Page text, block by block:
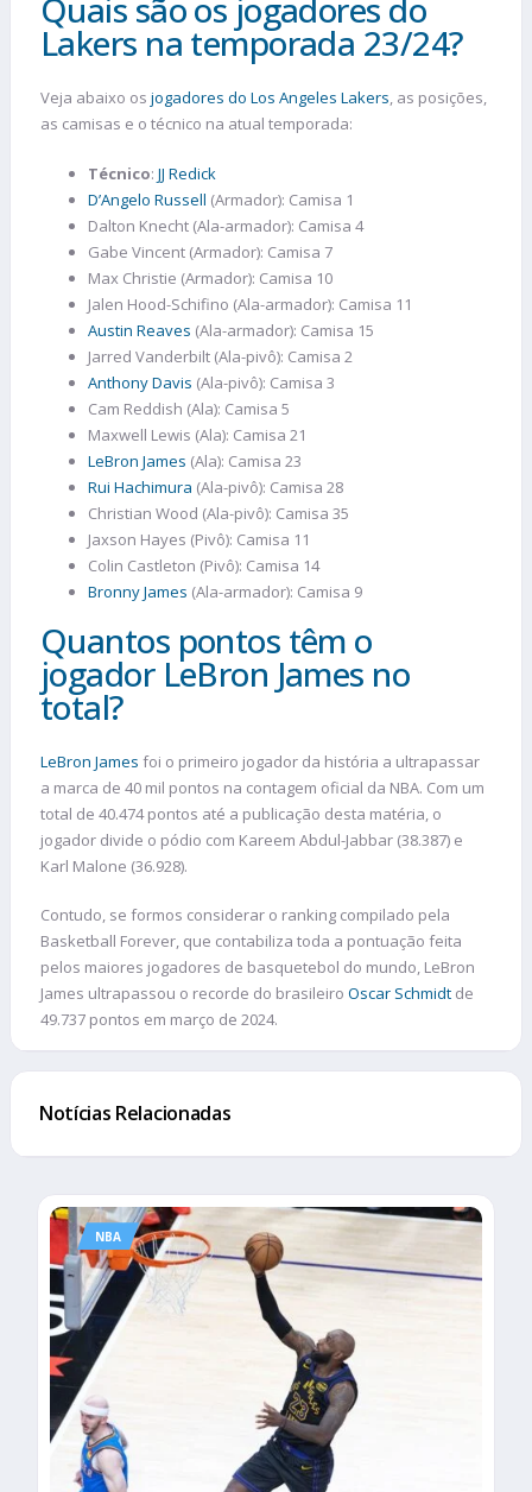
Quais são os jogadores do
Lakers na temporada 23/24?
Veja abaixo os jogadores do Los Angeles Lakers, as posições,
as camisas e o técnico na atual temporada:
Técnico: JJ Redick
D’Angelo Russell (Armador): Camisa 1
Dalton Knecht (Ala-armador): Camisa 4
Gabe Vincent (Armador): Camisa 7
Max Christie (Armador): Camisa 10
Jalen Hood-Schifino (Ala-armador): Camisa 11
Austin Reaves (Ala-armador): Camisa 15
Jarred Vanderbilt (Ala-pivô): Camisa 2
Anthony Davis (Ala-pivô): Camisa 3
Cam Reddish (Ala): Camisa 5
Maxwell Lewis (Ala): Camisa 21
LeBron James (Ala): Camisa 23
Rui Hachimura (Ala-pivô): Camisa 28
Christian Wood (Ala-pivô): Camisa 35
Jaxson Hayes (Pivô): Camisa 11
Colin Castleton (Pivô): Camisa 14
Bronny James (Ala-armador): Camisa 9
Quantos pontos têm o
jogador LeBron James no
total?
LeBron James foi o primeiro jogador da história a ultrapassar
a marca de 40 mil pontos na contagem oficial da NBA. Com um
total de 40.474 pontos até a publicação desta matéria, o
jogador divide o pódio com Kareem Abdul-Jabbar (38.387) e
Karl Malone (36.928).
Contudo, se formos considerar o ranking compilado pela
Basketball Forever, que contabiliza toda a pontuação feita
pelos maiores jogadores de basquetebol do mundo, LeBron
James ultrapassou o recorde do brasileiro Oscar Schmidt de
49.737 pontos em março de 2024.
Notícias Relacionadas
NBA